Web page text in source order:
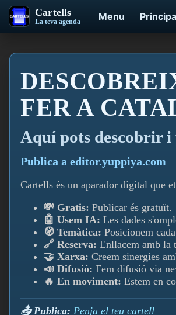
Cartells
La teva agenda Menu
FER A
Aquí­ pots descobrir
Publica a editor.yuppiya.com
Cartells és un aparador digital que
💸 Gratis: Publicar és gratuït.
🤖 Usem IA: Les dades
🧭 Temàtica: Posicionem
🔗 Reserva: Enllacem amb la
🤝 Xarxa: Creem sinergies
📣 Difusió: Fem difusió via
🔥 En moviment: Estem en
📤 Publica: Penja el teu cartell